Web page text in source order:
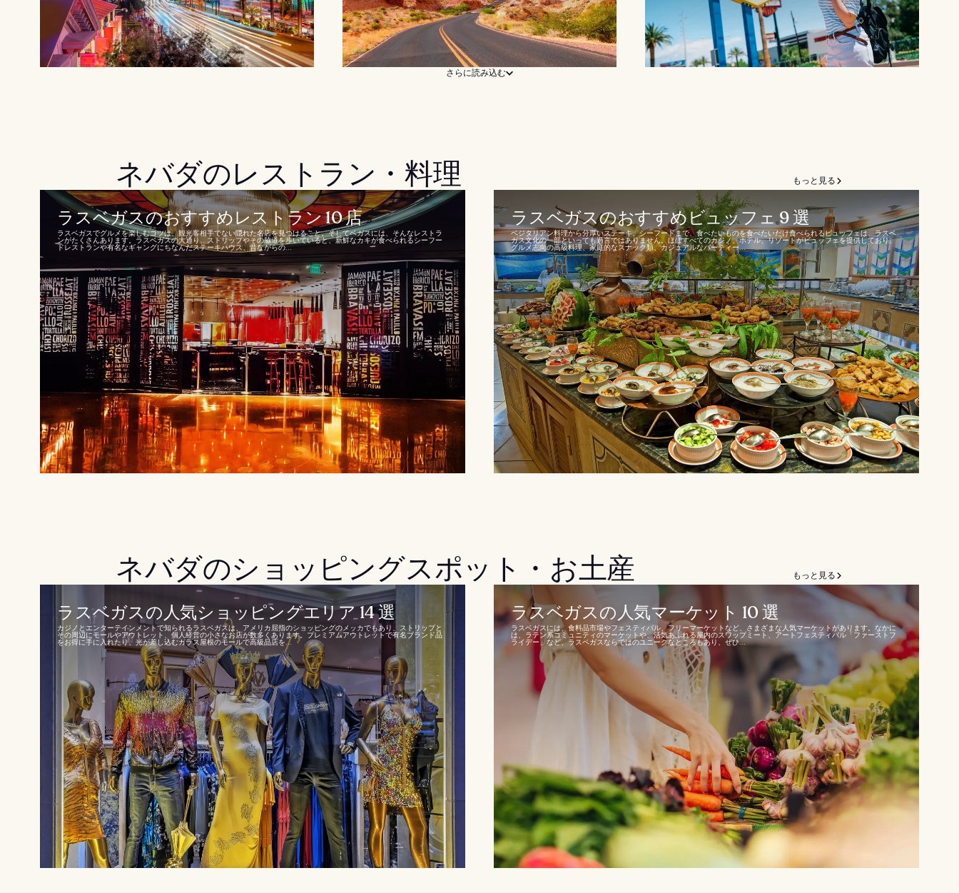
さらに読み込む
ネバダのレストラン・料理 もっと見る
ラスベガスのおすすめレストラン 10 店
ラスベガスでグルメを楽しむコツは、観光客相手でない隠れた名店を見つけること。そしてベガスには、そんなレストラ
ンがたくさんあります。ラスベガスの大通り、ストリップやその脇道を歩いていると、新鮮なカキが食べられるシーフー
ドレストランや有名なギャングにちなんだステーキハウス、昔ながらの...
ラスベガスのおすすめビュッフェ 9 選
ベジタリアン料理から分厚いステーキ、シーフードまで、食べたいものを食べたいだけ食べられるビュッフェは、ラスベ
ガス文化の一部といっても過言ではありません。ほぼすべてのカジノ、ホテル、リゾートがビュッフェを提供しており、
グルメ志向の高級料理、家庭的なスナック類、カジュアルなパーティー...
ネバダのショッピングスポット・お土産 もっと見る
ラスベガスの人気ショッピングエリア 14 選
カジノとエンターテインメントで知られるラスベガスは、アメリカ屈指のショッピングのメッカでもあり、ストリップと
その周辺にモールやアウトレット、個人経営の小さなお店が数多くあります。プレミアムアウトレットで有名ブランド品
をお得に手に入れたり、光が差し込むガラス屋根のモールで高級品店を...
ラスベガスの人気マーケット 10 選
ラスベガスには、食料品市場やフェスティバル、フリーマーケットなど、さまざまな人気マーケットがあります。なかに
は、ラテン系コミュニティのマーケットや、活気あふれる屋内のスワップミート、アートフェスティバル「ファーストフ
ライデー」など、ラスベガスならではのユニークなところもあり、ぜひ...